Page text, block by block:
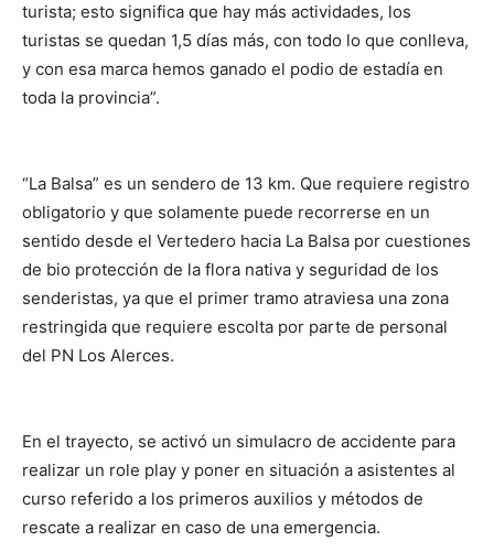
turista; esto significa que hay más actividades, los
turistas se quedan 1,5 días más, con todo lo que conlleva,
y con esa marca hemos ganado el podio de estadía en
toda la provincia”.
“La Balsa” es un sendero de 13 km. Que requiere registro
obligatorio y que solamente puede recorrerse en un
sentido desde el Vertedero hacia La Balsa por cuestiones
de bio protección de la flora nativa y seguridad de los
senderistas, ya que el primer tramo atraviesa una zona
restringida que requiere escolta por parte de personal
del PN Los Alerces.
En el trayecto, se activó un simulacro de accidente para
realizar un role play y poner en situación a asistentes al
curso referido a los primeros auxilios y métodos de
rescate a realizar en caso de una emergencia.